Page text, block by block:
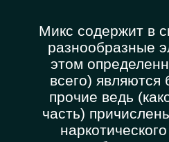
Микс содержит в
разнообразные
этом
всего) являются
прочие ведь
часть)